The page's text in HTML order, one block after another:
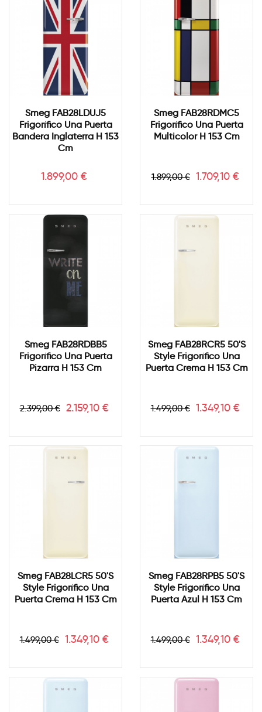
Smeg FAB28LDUJ5
Frigorífico Una Puerta
Bandera Inglaterra H 153
Cm
Precio
1.899,00 €
Smeg FAB28RDMC5
Frigorífico Una Puerta
Multicolor H 153 Cm
Precio
1.899,00 € Precio
1.709,10 €
Smeg FAB28RDBB5
Frigorífico Una Puerta
Pizarra H 153 Cm
Precio
2.399,00 € Precio
2.159,10 €
Smeg FAB28RCR5 50's
Style Frigorífico Una
Puerta Crema H 153 Cm
Precio
1.499,00 € Precio
1.349,10 €
Smeg FAB28LCR5 50's
Style Frigorífico Una
Puerta Crema H 153 Cm
Precio
1.499,00 € Precio
1.349,10 €
Smeg FAB28RPB5 50's
Style Frigorífico Una
Puerta Azul H 153 Cm
Precio
1.499,00 € Precio
1.349,10 €